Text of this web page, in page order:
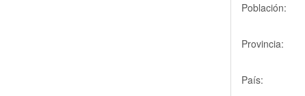
Población:
Provincia:
País: